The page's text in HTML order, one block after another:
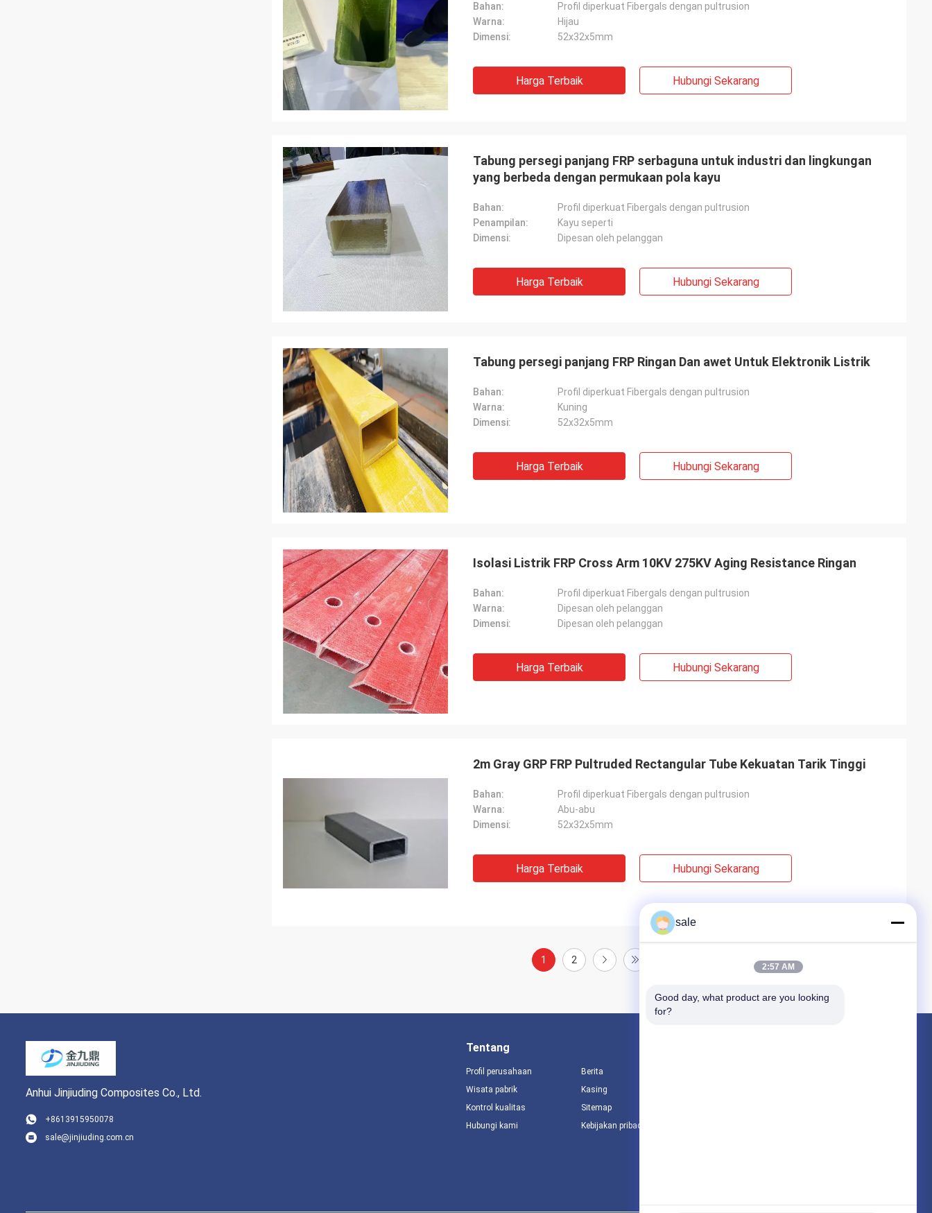
Bahan:
Profil diperkuat Fibergals dengan pultrusion
Warna:
Hijau
Dimensi:
52x32x5mm
Harga Terbaik Hubungi Sekarang
Tabung persegi panjang FRP serbaguna untuk industri dan lingkungan
yang berbeda dengan permukaan pola kayu
Bahan:
Profil diperkuat Fibergals dengan pultrusion
Penampilan:
Kayu seperti
Dimensi:
Dipesan oleh pelanggan
Harga Terbaik Hubungi Sekarang
Tabung persegi panjang FRP Ringan Dan awet Untuk Elektronik Listrik
Bahan:
Profil diperkuat Fibergals dengan pultrusion
Warna:
Kuning
Dimensi:
52x32x5mm
Harga Terbaik Hubungi Sekarang
Isolasi Listrik FRP Cross Arm 10KV 275KV Aging Resistance Ringan
Bahan:
Profil diperkuat Fibergals dengan pultrusion
Warna:
Dipesan oleh pelanggan
Dimensi:
Dipesan oleh pelanggan
Harga Terbaik Hubungi Sekarang
2m Gray GRP FRP Pultruded Rectangular Tube Kekuatan Tarik Tinggi
Bahan:
Profil diperkuat Fibergals dengan pultrusion
Warna:
Abu-abu
Dimensi:
52x32x5mm
Harga Terbaik Hubungi Sekarang
1 2
Anhui Jinjiuding Composites Co., Ltd.
+8613915950078
sale@jinjiuding.com.cn
Tentang
Profil perusahaan
Wisata pabrik
Kontrol kualitas
Hubungi kami
Berita
Kasing
Sitemap
Kebijakan pribadi
sale
2:57 AM
Good day, what product are you looking
for?